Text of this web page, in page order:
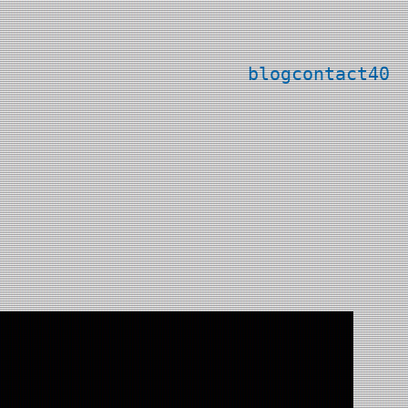
blogcontact40